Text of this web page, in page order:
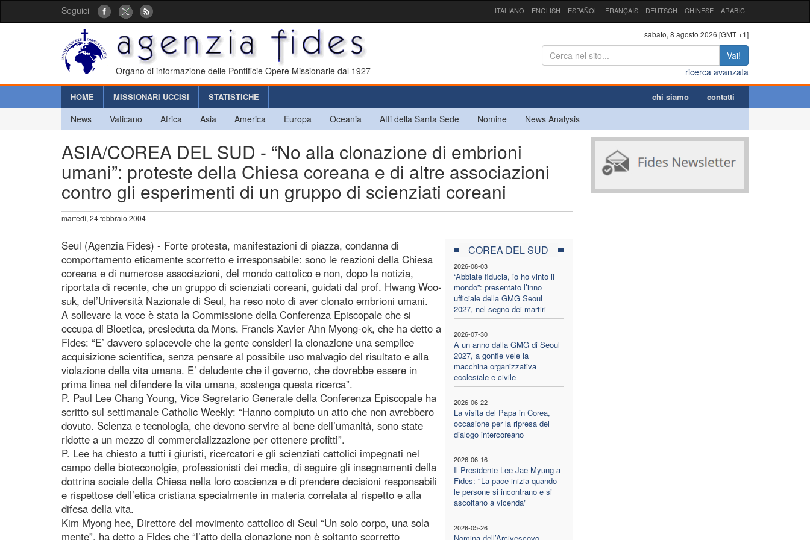
Seguici ITALIANO ENGLISH ESPAÑOL FRANÇAIS DEUTSCH CHINESE ARABIC
Organo di informazione delle Pontificie Opere Missionarie dal 1927
sabato, 8 agosto 2026 [GMT +1]
Vai!
ricerca avanzata
HOME MISSIONARI UCCISI STATISTICHE chi siamo contatti
News Vaticano Africa Asia America Europa Oceania Atti della Santa Sede Nomine News Analysis
ASIA/COREA DEL SUD - “No alla clonazione di embrioni
umani”: proteste della Chiesa coreana e di altre associazioni
contro gli esperimenti di un gruppo di scienziati coreani
martedì, 24 febbraio 2004
COREA DEL SUD
2026-08-03
“Abbiate fiducia, io ho vinto il
mondo”: presentato l’inno
ufficiale della GMG Seoul
2027, nel segno dei martiri
2026-07-30
A un anno dalla GMG di Seoul
2027, a gonfie vele la
macchina organizzativa
ecclesiale e civile
2026-06-22
La visita del Papa in Corea,
occasione per la ripresa del
dialogo intercoreano
2026-06-16
Il Presidente Lee Jae Myung a
Fides: "La pace inizia quando
le persone si incontrano e si
ascoltano a vicenda"
2026-05-26
Seul (Agenzia Fides) - Forte protesta, manifestazioni di piazza, condanna di
comportamento eticamente scorretto e irresponsabile: sono le reazioni della Chiesa
coreana e di numerose associazioni, del mondo cattolico e non, dopo la notizia,
riportata di recente, che un gruppo di scienziati coreani, guidati dal prof. Hwang Woo-
suk, del’Università Nazionale di Seul, ha reso noto di aver clonato embrioni umani.
A sollevare la voce è stata la Commissione della Conferenza Episcopale che si
occupa di Bioetica, presieduta da Mons. Francis Xavier Ahn Myong-ok, che ha detto a
Fides: “E’ davvero spiacevole che la gente consideri la clonazione una semplice
acquisizione scientifica, senza pensare al possibile uso malvagio del risultato e alla
violazione della vita umana. E’ deludente che il governo, che dovrebbe essere in
prima linea nel difendere la vita umana, sostenga questa ricerca”.
P. Paul Lee Chang Young, Vice Segretario Generale della Conferenza Episcopale ha
scritto sul settimanale Catholic Weekly: “Hanno compiuto un atto che non avrebbero
dovuto. Scienza e tecnologia, che devono servire al bene dell’umanità, sono state
ridotte a un mezzo di commercializzazione per ottenere profitti”.
P. Lee ha chiesto a tutti i giuristi, ricercatori e gli scienziati cattolici impegnati nel
campo delle bioteconolgie, professionisti dei media, di seguire gli insegnamenti della
dottrina sociale della Chiesa nella loro coscienza e di prendere decisioni responsabili
e rispettose dell’etica cristiana specialmente in materia correlata al rispetto e alla
difesa della vita.
Kim Myong hee, Direttore del movimento cattolico di Seul “Un solo corpo, una sola
mente”, ha detto a Fides che “l’atto della clonazione non è soltanto scorretto